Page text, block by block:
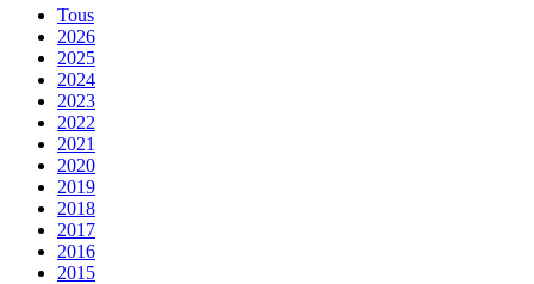
Tous
2026
2025
2024
2023
2022
2021
2020
2019
2018
2017
2016
2015